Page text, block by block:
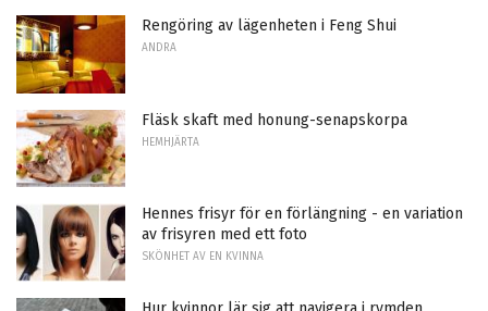
Rengöring av lägenheten i Feng Shui
ANDRA
Fläsk skaft med honung-senapskorpa
HEMHJÄRTA
Hennes frisyr för en förlängning - en variation
av frisyren med ett foto
SKÖNHET AV EN KVINNA